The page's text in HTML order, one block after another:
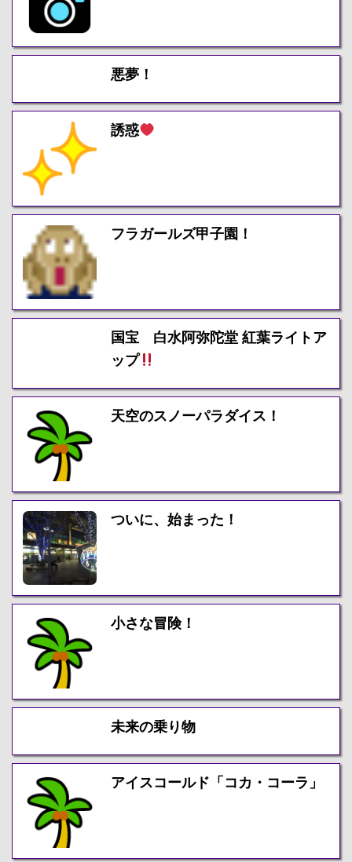
悪夢！
誘惑
フラガールズ甲子園！
国宝 白水阿弥陀堂 紅葉ライトア
ップ
天空のスノーパラダイス！
ついに、始まった！
小さな冒険！
未来の乗り物
アイスコールド「コカ・コーラ」